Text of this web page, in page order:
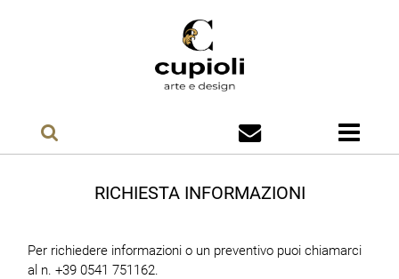
RICHIESTA INFORMAZIONI
Per richiedere informazioni o un preventivo puoi chiamarci
al n. +39 0541 751162.